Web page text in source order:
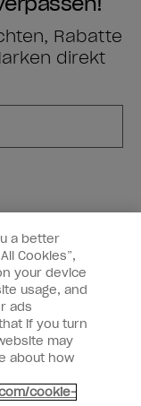
Rabatte
direkt
a better
Cookies”,
your device
usage, and
ads
if you turn
may
about how
cookie-